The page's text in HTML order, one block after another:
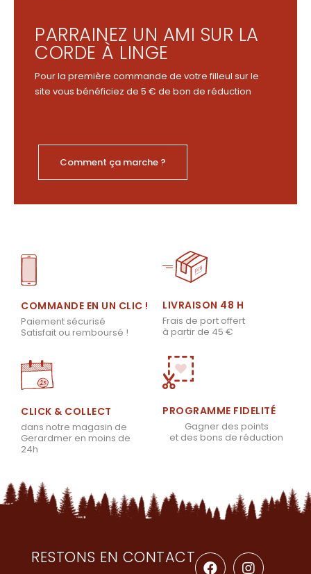
PARRAINEZ UN AMI SUR LA
CORDE À LINGE
Pour la première commande de votre filleul sur le
site vous bénéficiez de 5 € de bon de réduction
Comment ça marche ?
COMMANDE EN UN CLIC !
Paiement sécurisé
Satisfait ou remboursé !
LIVRAISON 48 H
Frais de port offert
à partir de 45 €
CLICK & COLLECT
dans notre magasin de
Gerardmer en moins de
24h
PROGRAMME FIDELITÉ
Gagner des points
et des bons de réduction
RESTONS EN CONTACT